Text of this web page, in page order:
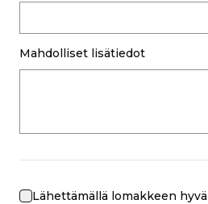
Mahdolliset lisätiedot
Lähettämällä lomakkeen